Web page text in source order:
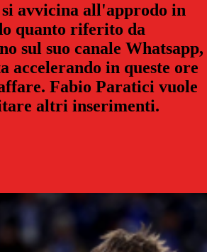
avvicina all'approdo in
quanto riferito da
sul suo canale Whatsapp,
accelerando in queste ore
Fabio Paratici vuole
altri inserimenti.